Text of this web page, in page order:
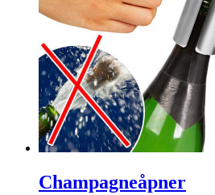
Champagneåpner